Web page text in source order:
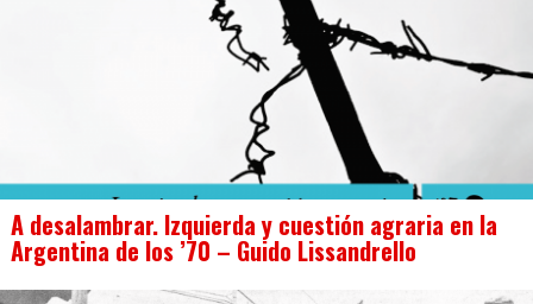
A desalambrar. Izquierda y cuestión agraria en la
Argentina de los ’70 – Guido Lissandrello